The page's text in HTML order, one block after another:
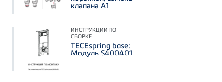
клапана А1
ИНСТРУКЦИИ ПО
СБОРКЕ
TECEspring base:
Модуль S400401